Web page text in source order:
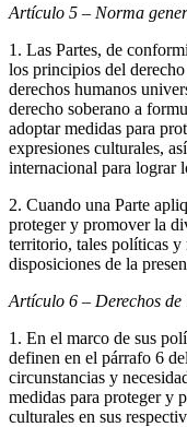
Artículo 5 – Norma
1. Las Partes, de
los principios del
derechos humanos
derecho soberano a
adoptar medidas para
expresiones culturales,
internacional para lograr
2. Cuando una Parte
proteger y promover la
territorio, tales políticas y
disposiciones de la
Artículo 6 – Derechos
1. En el marco de sus
definen en el párrafo 6
circunstancias y
medidas para proteger y
culturales en sus